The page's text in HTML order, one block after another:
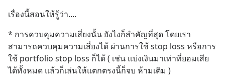
เรื่องนี้สอนให้รู้ว่า....
* การควบคุมความเสี่ยงนั้น ยังไงก็สำคัญที่สุด โดยเรา
สามารถควบคุมความเสี่ยงได้ ผ่านการใช้ stop loss หรือการ
ใช้ portfolio stop loss ก็ได้ ( เช่น แบ่งเงินมาเท่าที่ยอมเสีย
ได้ทั้งหมด แล้วก็เล่นให้แตกตรงนี้ก็จบ ห้ามเติม )